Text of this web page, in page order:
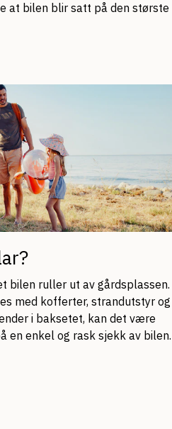
at bilen blir satt på den største
bilen ruller ut av gårdsplassen.
med kofferter, strandutstyr og
i baksetet, kan det være
en enkel og rask sjekk av bilen.